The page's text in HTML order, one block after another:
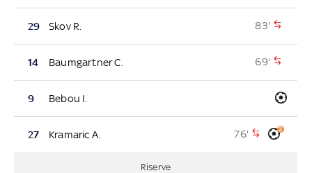
29 Skov R. 83'
14 Baumgartner C. 69'
9 Bebou I.
27 Kramaric A. 76' 2
Riserve